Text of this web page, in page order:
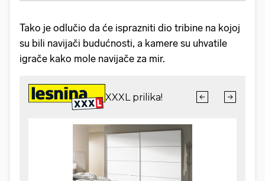
Tako je odlučio da će isprazniti dio tribine na kojoj
su bili navijači budućnosti, a kamere su uhvatile
igrače kako mole navijače za mir.